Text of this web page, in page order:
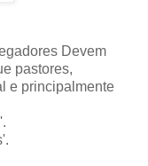
Devem
pastores,
e principalmente